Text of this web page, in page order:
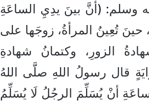
وسلم: (أنَّ بينَ يدِيِ الساعَةِ
حينَ تُعِينُ المرأةُ، زوجَها على
الزورِ، وكتمانُ شهادةِ
قال رسولُ اللهِ صلَّى اللهُ
أنْ يُسَلِّمَ الرجُلُ لَا يُسَلِّمُ